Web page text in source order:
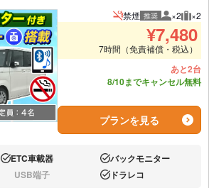
禁煙 推奨 推奨人数
×2 推
×2
¥7,480
7時間（免責補償・税込）
あと2台
8/10までキャンセル無料
プランを見る
あり:ETC車載器 あり:バックモニター
なし:USB端子 あり:ドラレコ